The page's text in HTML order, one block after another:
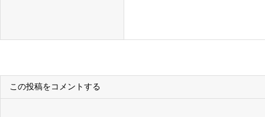
この投稿をコメントする